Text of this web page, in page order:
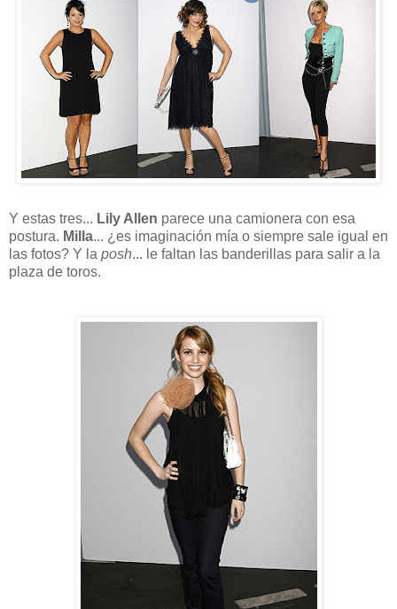
Y estas tres... Lily Allen parece una camionera con esa
postura. Milla... ¿es imaginación mía o siempre sale igual en
las fotos? Y la posh... le faltan las banderillas para salir a la
plaza de toros.